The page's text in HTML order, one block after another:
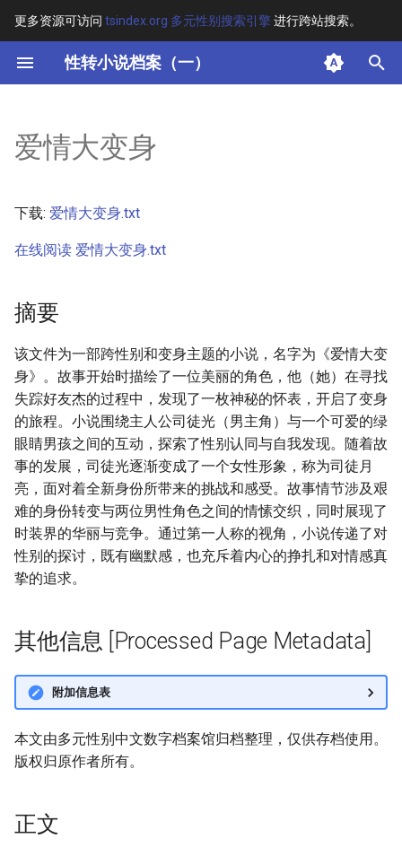
更多资源可访问 tsindex.org 多元性别搜索引擎进行跨站搜索。
性转小说档案（一）
键
开
搜
索
其他信息 [Processed Page
爱情大变身
下载: 爱情大变身.txt
在线阅读 爱情大变身.txt
摘要
该文件为一部跨性别和变身主题的小说，名字为《爱情大变
身》。故事开始时描绘了一位美丽的角色，他（她）在寻找
失踪好友杰的过程中，发现了一枚神秘的怀表，开启了变身
的旅程。小说围绕主人公司徒光（男主角）与一个可爱的绿
眼睛男孩之间的互动，探索了性别认同与自我发现。随着故
事的发展，司徒光逐渐变成了一个女性形象，称为司徒月
亮，面对着全新身份所带来的挑战和感受。故事情节涉及艰
难的身份转变与两位男性角色之间的情愫交织，同时展现了
时装界的华丽与竞争。通过第一人称的视角，小说传递了对
性别的探讨，既有幽默感，也充斥着内心的挣扎和对情感真
挚的追求。
其他信息 [Processed Page Metadata]
附加信息表
本文由多元性别中文数字档案馆归档整理，仅供存档使用。
版权归原作者所有。
正文